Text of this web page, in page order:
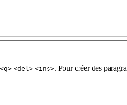
<q> <del> <ins>. Pour créer des